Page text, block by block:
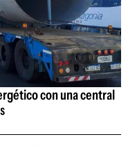
con una central